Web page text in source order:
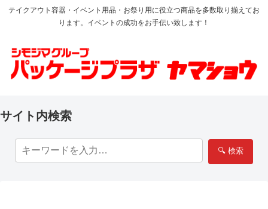
テイクアウト容器・イベント用品・お祭り用に役立つ商品を多数取り揃えてお
ります。イベントの成功をお手伝い致します！
サイト内検索
🔍 検索